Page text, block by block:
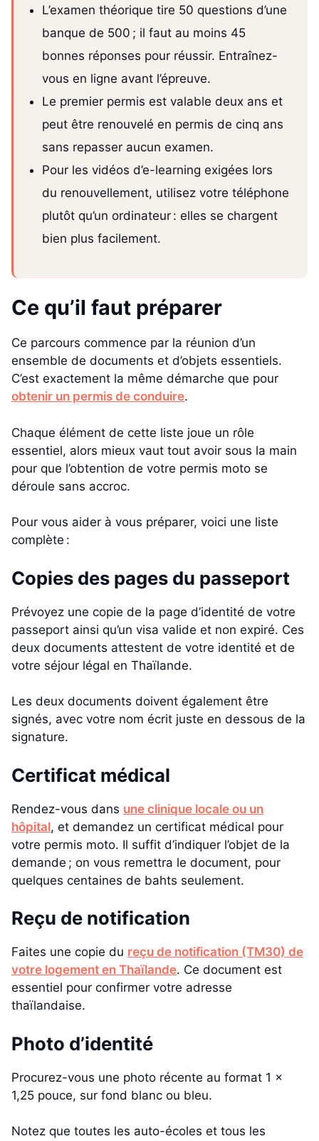
L’examen théorique tire 50 questions d’une
banque de 500 ; il faut au moins 45
bonnes réponses pour réussir. Entraînez-
vous en ligne avant l’épreuve.
Le premier permis est valable deux ans et
peut être renouvelé en permis de cinq ans
sans repasser aucun examen.
Pour les vidéos d’e-learning exigées lors
du renouvellement, utilisez votre téléphone
plutôt qu’un ordinateur : elles se chargent
bien plus facilement.
Ce qu’il faut préparer
Ce parcours commence par la réunion d’un
ensemble de documents et d’objets essentiels.
C’est exactement la même démarche que pour
obtenir un permis de conduire.
Chaque élément de cette liste joue un rôle
essentiel, alors mieux vaut tout avoir sous la main
pour que l’obtention de votre permis moto se
déroule sans accroc.
Pour vous aider à vous préparer, voici une liste
complète :
Copies des pages du passeport
Prévoyez une copie de la page d’identité de votre
passeport ainsi qu’un visa valide et non expiré. Ces
deux documents attestent de votre identité et de
votre séjour légal en Thaïlande.
Les deux documents doivent également être
signés, avec votre nom écrit juste en dessous de la
signature.
Certificat médical
Rendez-vous dans une clinique locale ou un
hôpital, et demandez un certificat médical pour
votre permis moto. Il suffit d’indiquer l’objet de la
demande ; on vous remettra le document, pour
quelques centaines de bahts seulement.
Reçu de notification
Faites une copie du reçu de notification (TM30) de
votre logement en Thaïlande. Ce document est
essentiel pour confirmer votre adresse
thaïlandaise.
Photo d’identité
Procurez-vous une photo récente au format 1 ×
1,25 pouce, sur fond blanc ou bleu.
Notez que toutes les auto-écoles et tous les